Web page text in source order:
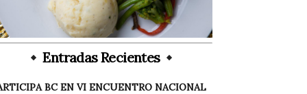
Entradas Recientes
BC EN VI ENCUENTRO NACIONAL